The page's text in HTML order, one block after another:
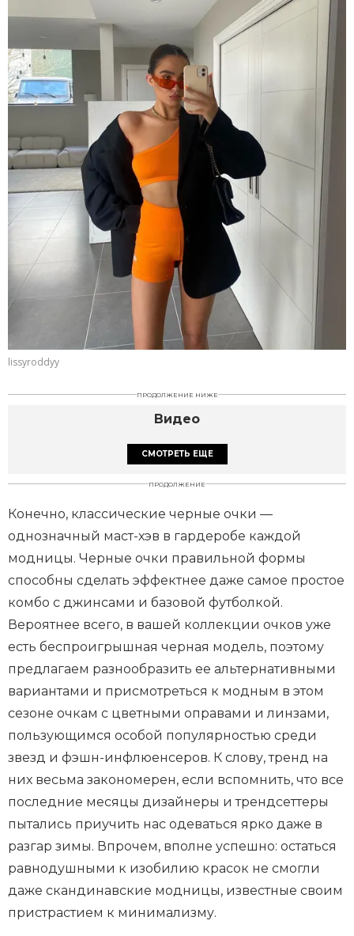
lissyroddyy
ПРОДОЛЖЕНИЕ НИЖЕ
Видео
СМОТРЕТЬ ЕЩЕ
ПРОДОЛЖЕНИЕ
Конечно, классические черные очки —
однозначный маст-хэв в гардеробе каждой
модницы. Черные очки правильной формы
способны сделать эффектнее даже самое простое
комбо с джинсами и базовой футболкой.
Вероятнее всего, в вашей коллекции очков уже
есть беспроигрышная черная модель, поэтому
предлагаем разнообразить ее альтернативными
вариантами и присмотреться к модным в этом
сезоне очкам с цветными оправами и линзами,
пользующимся особой популярностью среди
звезд и фэшн-инфлюенсеров. К слову, тренд на
них весьма закономерен, если вспомнить, что все
последние месяцы дизайнеры и трендсеттеры
пытались приучить нас одеваться ярко даже в
разгар зимы. Впрочем, вполне успешно: остаться
равнодушными к изобилию красок не смогли
даже скандинавские модницы, известные своим
пристрастием к минимализму.